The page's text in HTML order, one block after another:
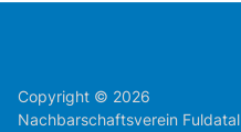
Copyright © 2026
Nachbarschaftsverein Fuldatal